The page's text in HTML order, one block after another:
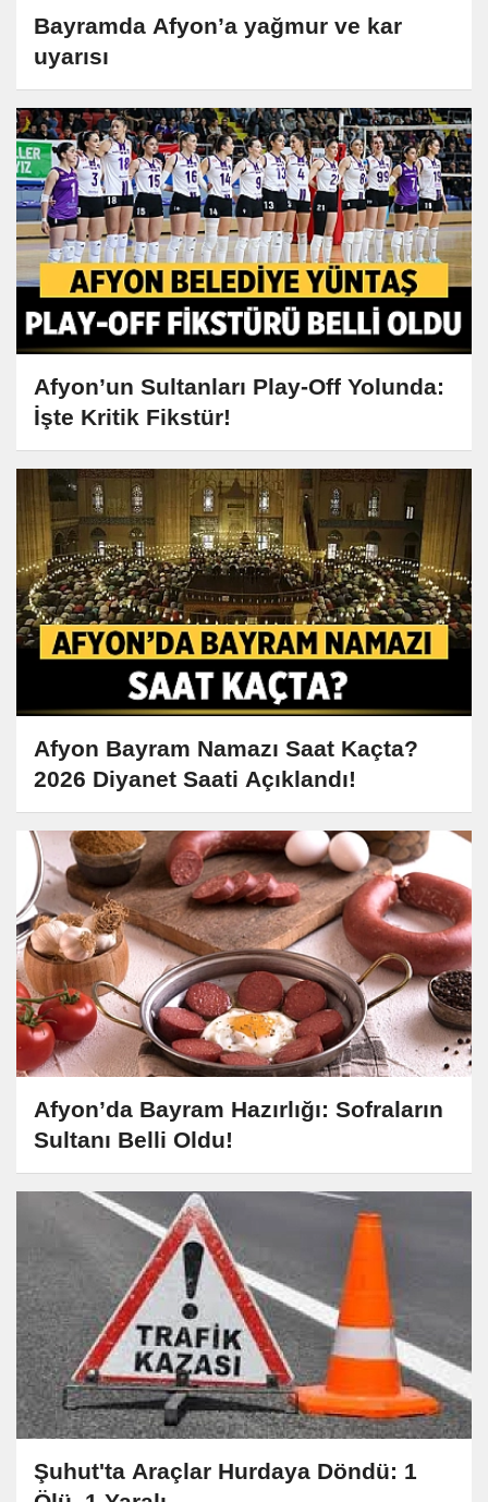
Bayramda Afyon’a yağmur ve kar
uyarısı
Afyon’un Sultanları Play-Off Yolunda:
İşte Kritik Fikstür!
Afyon Bayram Namazı Saat Kaçta?
2026 Diyanet Saati Açıklandı!
Afyon’da Bayram Hazırlığı: Sofraların
Sultanı Belli Oldu!
Şuhut'ta Araçlar Hurdaya Döndü: 1